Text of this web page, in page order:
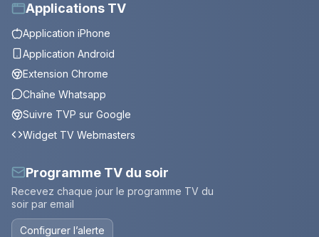
Applications TV
Application iPhone
Application Android
Extension Chrome
Chaîne Whatsapp
Suivre TVP sur Google
Widget TV Webmasters
Programme TV du soir
Recevez chaque jour le programme TV du
soir par email
Configurer l’alerte